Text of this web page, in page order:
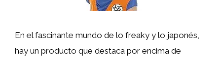
En el fascinante mundo de lo freaky y lo japonés,
hay un producto que destaca por encima de